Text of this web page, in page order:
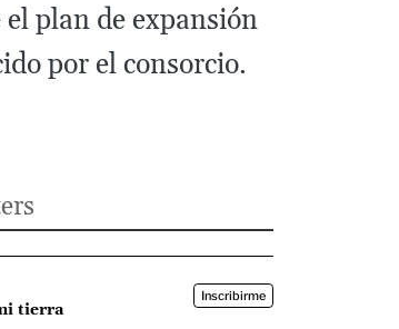
plan de expansión
por el consorcio.
tierra
Inscribirme